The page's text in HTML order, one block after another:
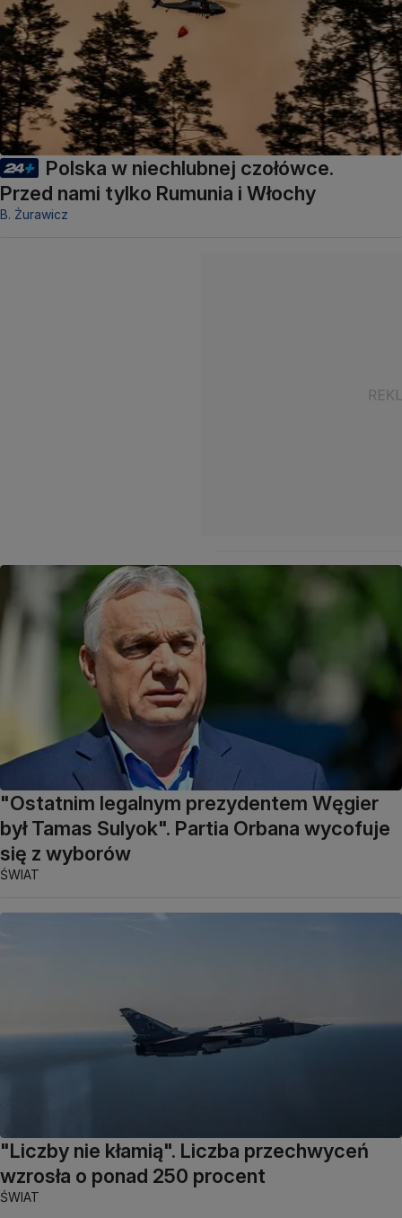
Polska w niechlubnej czołówce.
Przed nami tylko Rumunia i Włochy
B. Żurawicz
"Ostatnim legalnym prezydentem Węgier
był Tamas Sulyok". Partia Orbana wycofuje
się z wyborów
ŚWIAT
"Liczby nie kłamią". Liczba przechwyceń
wzrosła o ponad 250 procent
ŚWIAT